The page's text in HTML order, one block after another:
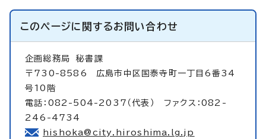
このページに関するお問い合わせ
企画総務局秘書課
〒730-8586 広島市中区国泰寺町一丁目6番34
号10階
電話：082-504-2037（代表） ファクス：082-
246-4734
hishoka@city.hiroshima.lg.jp